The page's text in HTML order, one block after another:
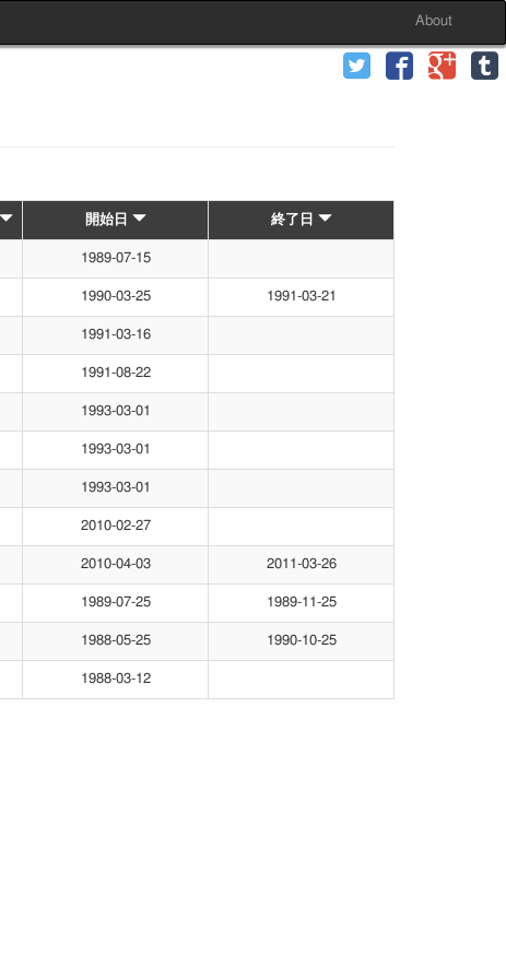
About
開始日 終了日
1989-07-15
1990-03-25 1991-03-21
1991-03-16
1991-08-22
1993-03-01
1993-03-01
1993-03-01
2010-02-27
2010-04-03 2011-03-26
1989-07-25 1989-11-25
1988-05-25 1990-10-25
1988-03-12